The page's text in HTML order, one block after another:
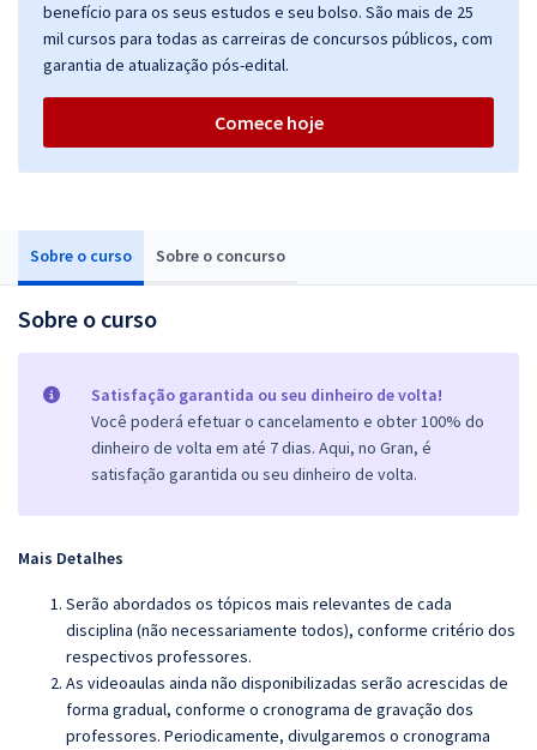
Sobre o curso Sobre o concurso
Sobre o curso
Satisfação garantida ou seu dinheiro de volta!
Você poderá efetuar o cancelamento e obter 100% do
dinheiro de volta em até 7 dias. Aqui, no Gran, é
satisfação garantida ou seu dinheiro de volta.
Mais Detalhes
Serão abordados os tópicos mais relevantes de cada
disciplina (não necessariamente todos), conforme critério dos
respectivos professores.
As videoaulas ainda não disponibilizadas serão acrescidas de
forma gradual, conforme o cronograma de gravação dos
professores. Periodicamente, divulgaremos o cronograma
benefício para os seus estudos e seu bolso. São mais de 25
mil cursos para todas as carreiras de concursos públicos, com
garantia de atualização pós-edital.
Comece hoje